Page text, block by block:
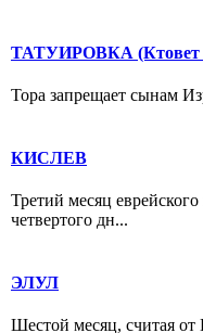
ТАТУИРОВКА (Ктовет
Тора запрещает сынам
КИСЛЕВ
Третий месяц
четвертого дн...
ЭЛУЛ
Шестой месяц, считая от